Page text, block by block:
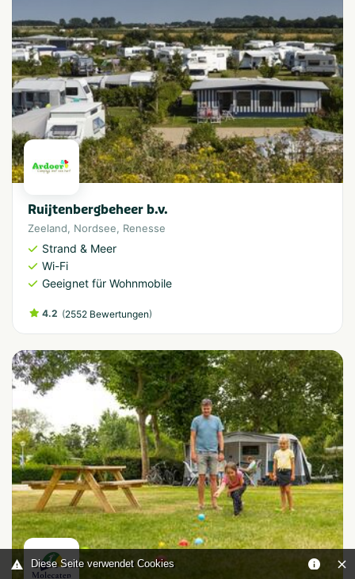
Diese Seite verwendet Cookies
Ruijtenbergbeheer b.v.
Zeeland, Nordsee, Renesse
Strand & Meer
Wi-Fi
Geeignet für Wohnmobile
4.2 (2552 Bewertungen)